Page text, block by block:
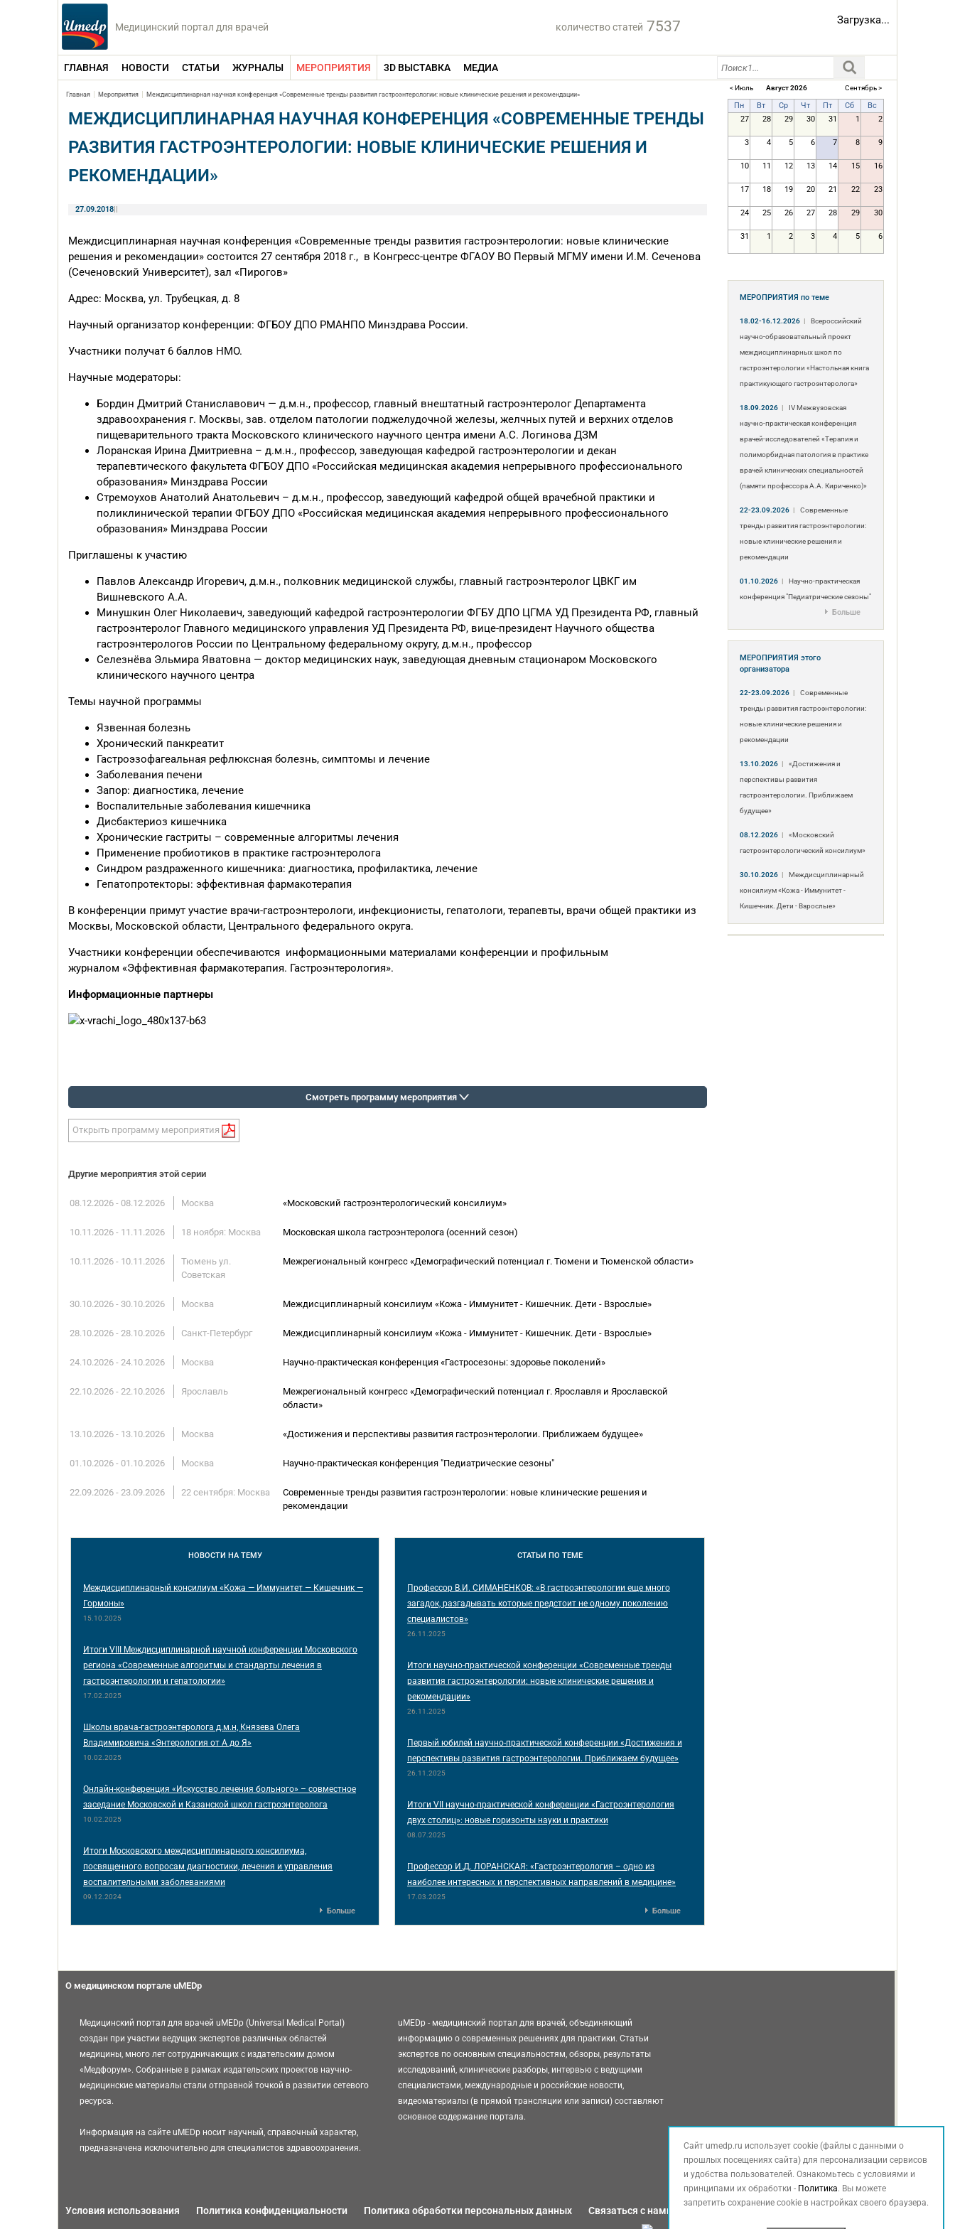
Медицинский портал для врачей количество статей 7537 Загрузка...
ГЛАВНАЯ НОВОСТИ СТАТЬИ ЖУРНАЛЫ МЕРОПРИЯТИЯ 3D ВЫСТАВКА МЕДИА
Главная Мероприятия Междисциплинарная научная конференция «Современные тренды развития гастроэнтерологии: новые клинические решения и рекомендации»
МЕЖДИСЦИПЛИНАРНАЯ НАУЧНАЯ КОНФЕРЕНЦИЯ «СОВРЕМЕННЫЕ ТРЕНДЫ
РАЗВИТИЯ ГАСТРОЭНТЕРОЛОГИИ: НОВЫЕ КЛИНИЧЕСКИЕ РЕШЕНИЯ И
РЕКОМЕНДАЦИИ»
27.09.2018||
Междисциплинарная научная конференция «Современные тренды развития гастроэнтерологии: новые клинические
решения и рекомендации» состоится 27 сентября 2018 г., в Конгресс-центре ФГАОУ ВО Первый МГМУ имени И.М. Сеченова
(Сеченовский Университет), зал «Пирогов»
Адрес: Москва, ул. Трубецкая, д. 8
Научный организатор конференции: ФГБОУ ДПО РМАНПО Минздрава России.
Участники получат 6 баллов НМО.
Научные модераторы:
Бордин Дмитрий Станиславович — д.м.н., профессор, главный внештатный гастроэнтеролог Департамента
здравоохранения г. Москвы, зав. отделом патологии поджелудочной железы, желчных путей и верхних отделов
пищеварительного тракта Московского клинического научного центра имени А.С. Логинова ДЗМ
Лоранская Ирина Дмитриевна – д.м.н., профессор, заведующая кафедрой гастроэнтерологии и декан
терапевтического факультета ФГБОУ ДПО «Российская медицинская академия непрерывного профессионального
образования» Минздрава России
Стремоухов Анатолий Анатольевич – д.м.н., профессор, заведующий кафедрой общей врачебной практики и
поликлинической терапии ФГБОУ ДПО «Российская медицинская академия непрерывного профессионального
образования» Минздрава России
Приглашены к участию
Павлов Александр Игоревич, д.м.н., полковник медицинской службы, главный гастроэнтеролог ЦВКГ им
Вишневского А.А.
Минушкин Олег Николаевич, заведующий кафедрой гастроэнтерологии ФГБУ ДПО ЦГМА УД Президента РФ, главный
гастроэнтеролог Главного медицинского управления УД Президента РФ, вице-президент Научного общества
гастроэнтерологов России по Центральному федеральному округу, д.м.н., профессор
Селезнёва Эльмира Яватовна — доктор медицинских наук, заведующая дневным стационаром Московского
клинического научного центра
Темы научной программы
Язвенная болезнь
Хронический панкреатит
Гастроэзофагеальная рефлюксная болезнь, симптомы и лечение
Заболевания печени
Запор: диагностика, лечение
Воспалительные заболевания кишечника
Дисбактериоз кишечника
Хронические гастриты – современные алгоритмы лечения
Применение пробиотиков в практике гастроэнтеролога
Синдром раздраженного кишечника: диагностика, профилактика, лечение
Гепатопротекторы: эффективная фармакотерапия
В конференции примут участие врачи-гастроэнтерологи, инфекционисты, гепатологи, терапевты, врачи общей практики из
Москвы, Московской области, Центрального федерального округа.
Участники конференции обеспечиваются информационными материалами конференции и профильным
журналом «Эффективная фармакотерапия. Гастроэнтерология».
Информационные партнеры
Смотреть программу мероприятия
Открыть программу мероприятия
Другие мероприятия этой серии
08.12.2026 - 08.12.2026 Москва «Московский гастроэнтерологический консилиум»
10.11.2026 - 11.11.2026 18 ноября: Москва Московская школа гастроэнтеролога (осенний сезон)
10.11.2026 - 10.11.2026
Тюмень ул.
Советская
Межрегиональный конгресс «Демографический потенциал г. Тюмени и Тюменской области»
30.10.2026 - 30.10.2026 Москва Междисциплинарный консилиум «Кожа - Иммунитет - Кишечник. Дети - Взрослые»
28.10.2026 - 28.10.2026 Санкт-Петербург Междисциплинарный консилиум «Кожа - Иммунитет - Кишечник. Дети - Взрослые»
24.10.2026 - 24.10.2026 Москва Научно-практическая конференция «Гастросезоны: здоровье поколений»
22.10.2026 - 22.10.2026 Ярославль
Межрегиональный конгресс «Демографический потенциал г. Ярославля и Ярославской
области»
13.10.2026 - 13.10.2026 Москва «Достижения и перспективы развития гастроэнтерологии. Приближаем будущее»
01.10.2026 - 01.10.2026 Москва Научно-практическая конференция "Педиатрические сезоны"
22.09.2026 - 23.09.2026 22 сентября: Москва
Современные тренды развития гастроэнтерологии: новые клинические решения и
рекомендации
НОВОСТИ НА ТЕМУ
Междисциплинарный консилиум «Кожа — Иммунитет — Кишечник —
Гормоны»
15.10.2025
Итоги VIII Междисциплинарной научной конференции Московского
региона «Современные алгоритмы и стандарты лечения в
гастроэнтерологии и гепатологии»
17.02.2025
Школы врача-гастроэнтеролога д.м.н, Князева Олега
Владимировича «Энтерология от А до Я»
10.02.2025
Онлайн-конференция «Искусство лечения больного» – совместное
заседание Московской и Казанской школ гастроэнтеролога
10.02.2025
Итоги Московского междисциплинарного консилиума,
посвященного вопросам диагностики, лечения и управления
воспалительными заболеваниями
09.12.2024
Больше
СТАТЬИ ПО ТЕМЕ
Профессор В.И. СИМАНЕНКОВ: «В гастроэнтерологии еще много
загадок, разгадывать которые предстоит не одному поколению
специалистов»
26.11.2025
Итоги научно-практической конференции «Современные тренды
развития гастроэнтерологии: новые клинические решения и
рекомендации»
26.11.2025
Первый юбилей научно-практической конференции «Достижения и
перспективы развития гастроэнтерологии. Приближаем будущее»
26.11.2025
Итоги VII научно-практической конференции «Гастроэнтерология
двух столиц»: новые горизонты науки и практики
08.07.2025
Профессор И.Д. ЛОРАНСКАЯ: «Гастроэнтерология – одно из
наиболее интересных и перспективных направлений в медицине»
17.03.2025
Больше
< Июль Август 2026 Сентябрь >
Пн Вт Ср Чт Пт Сб
Вс
27
28 29 30 31 1 2
3 4 5 6 7 8 9
10 11 12 13 14 15 16
17 18 19 20 21 22 23
24 25 26 27 28 29 30
31 1 2 3 4 5 6
МЕРОПРИЯТИЯ по теме
18.02-16.12.2026 |
Всероссийский
научно-образовательный проект
междисциплинарных школ по
гастроэнтерологии «Настольная книга
практикующего гастроэнтеролога»
18.09.2026 |
IV Межвузовская
научно-практическая конференция
врачей-исследователей «Терапия и
полиморбидная патология в практике
врачей клинических специальностей
(памяти профессора А.А. Кириченко)»
22-23.09.2026 |
Современные
тренды развития гастроэнтерологии:
новые клинические решения и
рекомендации
01.10.2026 |
Научно-практическая
конференция "Педиатрические сезоны"
Больше
МЕРОПРИЯТИЯ этого
организатора
22-23.09.2026 |
Современные
тренды развития гастроэнтерологии:
новые клинические решения и
рекомендации
13.10.2026 |
«Достижения и
перспективы развития
гастроэнтерологии. Приближаем
будущее»
08.12.2026 |
«Московский
гастроэнтерологический консилиум»
30.10.2026 |
Междисциплинарный
консилиум «Кожа - Иммунитет -
Кишечник. Дети - Взрослые»
О медицинском портале uMEDp
Медицинский портал для врачей uMEDp (Universal Medical Portal)
создан при участии ведущих экспертов различных областей
медицины, много лет сотрудничающих с издательским домом
«Медфорум». Собранные в рамках издательских проектов научно-
медицинские материалы стали отправной точкой в развитии сетевого
ресурса.
Информация на сайте uMEDp носит научный, справочный характер,
предназначена исключительно для специалистов здравоохранения.
uMEDp - медицинский портал для врачей, объединяющий
информацию о современных решениях для практики. Статьи
экспертов по основным специальностям, обзоры, результаты
исследований, клинические разборы, интервью с ведущими
специалистами, международные и российские новости,
видеоматериалы (в прямой трансляции или записи) составляют
основное содержание портала.
Условия использования Политика конфиденциальности Политика обработки персональных данных Связаться с нами
Сайт umedp.ru использует cookie (файлы с данными о
прошлых посещениях сайта) для персонализации сервисов
и удобства пользователей. Ознакомьтесь с условиями и
принципами их обработки - Политика. Вы можете
запретить сохранение cookie в настройках своего браузера.